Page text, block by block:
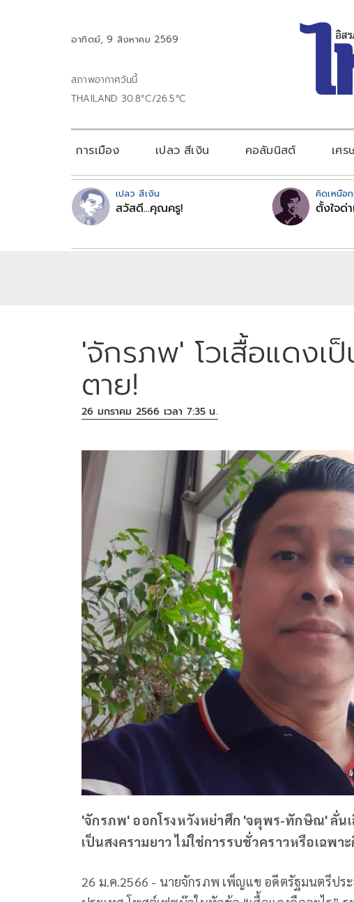
อาทิตย์, 9 สิงหาคม 2569
สภาพอากาศวันนี้
THAILAND 30.8°C/26.5°C
การเมือง เปลว สีเงิน คอลัมนิสต์ เศ
เปลว สีเงิน
สวัสดี...คุณครู!
คิดเหนือ
ตั้งใจด่า
'จักรภพ' โวเสื้อแดงเ
ตาย!
26 มกราคม 2566 เวลา 7:35 น.
'จักรภพ' ออกโรงหวังหย่าศึก 'จตุพร-ทักษิณ' ลั่น
เป็นสงครามยาว ไม่ใช่การรบชั่วคราวหรือเฉพา
26 ม.ค.2566 - นายจักรภพ เพ็ญแข อดีตรัฐมนตรีปร